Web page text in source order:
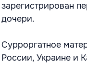
зарегистрирован
дочери.
Сурроргатное
России, Украине и